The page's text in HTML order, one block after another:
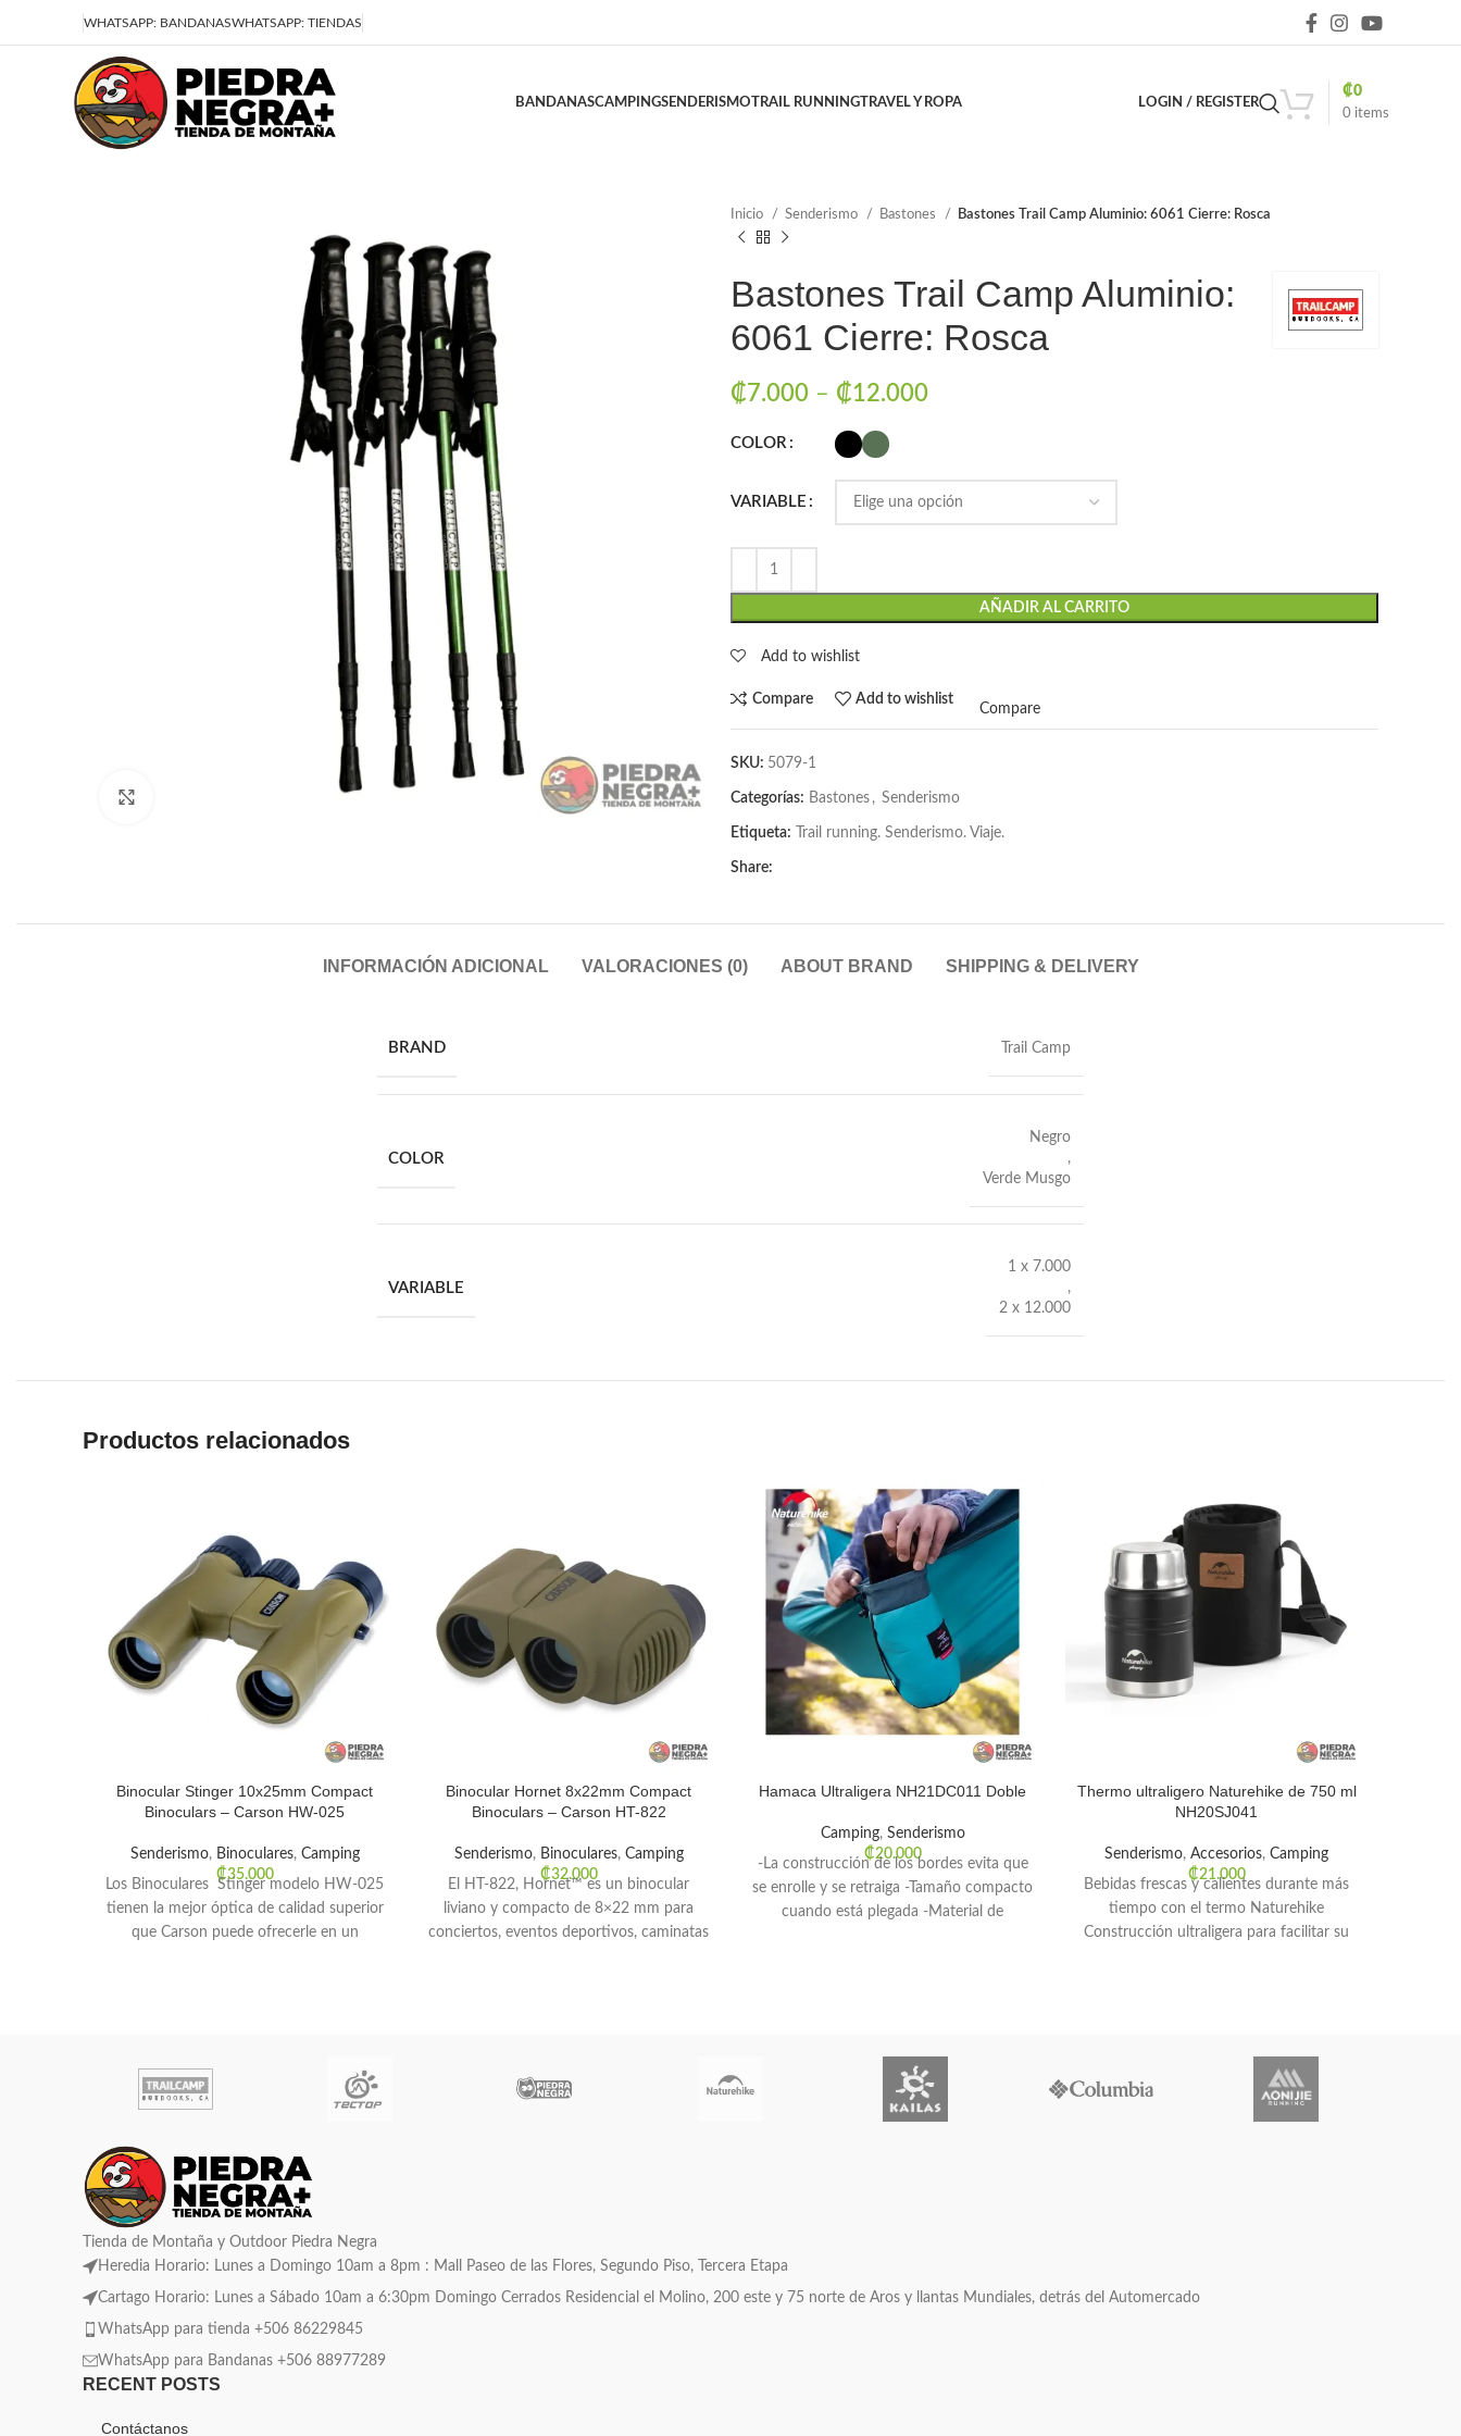
WHATSAPP: BANDANASWHATSAPP: TIENDAS
BANDANASCAMPINGSENDERISMOTRAIL RUNNINGTRAVEL Y ROPA LOGIN / REGISTER
0 items
₡0
Inicio Senderismo Bastones Bastones Trail Camp Aluminio: 6061 Cierre: Rosca
Bastones Trail Camp Aluminio:
6061 Cierre: Rosca
₡7.000 – ₡12.000
COLOR
VARIABLE
AÑADIR AL CARRITO
Add to wishlist
Compare Add to wishlist
Compare
SKU: 5079-1
Categorías: Bastones , Senderismo
Etiqueta: Trail running. Senderismo. Viaje.
Share:
INFORMACIÓN ADICIONAL VALORACIONES (0) ABOUT BRAND SHIPPING & DELIVERY
BRAND Trail Camp
COLOR
Negro
,
Verde Musgo
VARIABLE
1 x 7.000
,
2 x 12.000
Productos relacionados
Binocular Stinger 10x25mm Compact
Binoculars – Carson HW-025
Senderismo, Binoculares, Camping
₡35.000
Los Binoculares Stinger modelo HW-025
tienen la mejor óptica de calidad superior
que Carson puede ofrecerle en un
Binocular Hornet 8x22mm Compact
Binoculars – Carson HT-822
Senderismo, Binoculares, Camping
₡32.000
El HT-822, Hornet™ es un binocular
liviano y compacto de 8×22 mm para
conciertos, eventos deportivos, caminatas
Hamaca Ultraligera NH21DC011 Doble
Camping, Senderismo
₡20.000
-La construcción de los bordes evita que
se enrolle y se retraiga -Tamaño compacto
cuando está plegada -Material de
Thermo ultraligero Naturehike de 750 ml
NH20SJ041
Senderismo, Accesorios, Camping
₡21.000
Bebidas frescas y calientes durante más
tiempo con el termo Naturehike
Construcción ultraligera para facilitar su
Tienda de Montaña y Outdoor Piedra Negra
Heredia Horario: Lunes a Domingo 10am a 8pm : Mall Paseo de las Flores, Segundo Piso, Tercera Etapa
Cartago Horario: Lunes a Sábado 10am a 6:30pm Domingo Cerrados Residencial el Molino, 200 este y 75 norte de Aros y llantas Mundiales, detrás del Automercado
WhatsApp para tienda +506 86229845
WhatsApp para Bandanas +506 88977289
RECENT POSTS
Contáctanos
Deja que la montaña sea parte de tu vida